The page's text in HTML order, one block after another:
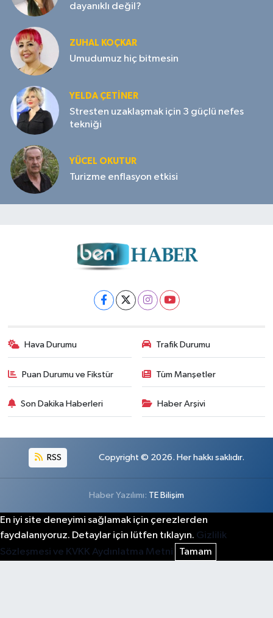
dayanıklı değil?
ZUHAL KOÇKAR
Umudumuz hiç bitmesin
YELDA ÇETİNER
Stresten uzaklaşmak için 3 güçlü nefes
tekniği
YÜCEL OKUTUR
Turizme enflasyon etkisi
Hava Durumu Trafik Durumu
Puan Durumu ve Fikstür Tüm Manşetler
Son Dakika Haberleri Haber Arşivi
RSS Copyright © 2026. Her hakkı saklıdır.
Haber Yazılımı: TE Bilişim
En iyi site deneyimi sağlamak için çerezlerden
faydalanıyoruz. Detaylar için lütfen tıklayın. Gizlilik
Sözleşmesi ve KVKK Aydınlatma Metni
Tamam